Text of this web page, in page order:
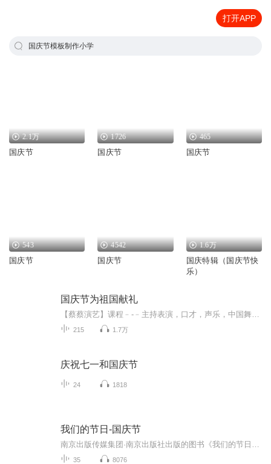
打开APP
国庆节模板制作小学
2.1万
国庆节
1726
国庆节
465
国庆节
543
国庆节
4542
国庆节
1.6万
国庆特辑（国庆节快
乐）
国庆节为祖国献礼
215 1.7万
庆祝七一和国庆节
24 1818
我们的节日-国庆节
35 8076